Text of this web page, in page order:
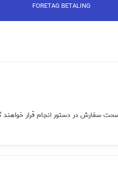
FORETAG BETALING
سفارش در دستور انجام قرار